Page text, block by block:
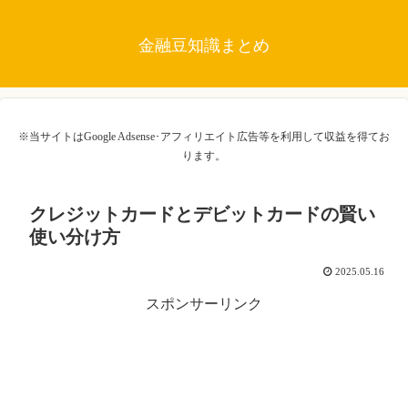
金融豆知識まとめ
※当サイトはGoogle Adsense･アフィリエイト広告等を利用して収益を得てお
ります。
クレジットカードとデビットカードの賢い
使い分け方
2025.05.16
スポンサーリンク